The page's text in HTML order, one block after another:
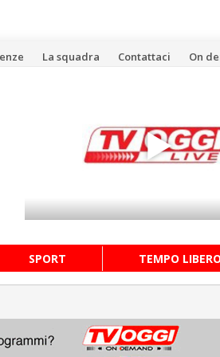
La squadra Contattaci On
SPORT TEMPO LIBERO